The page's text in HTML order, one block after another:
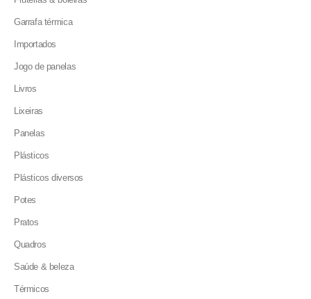
Garrafa térmica
Importados
Jogo de panelas
Livros
Lixeiras
Panelas
Plásticos
Plásticos diversos
Potes
Pratos
Quadros
Saúde & beleza
Térmicos